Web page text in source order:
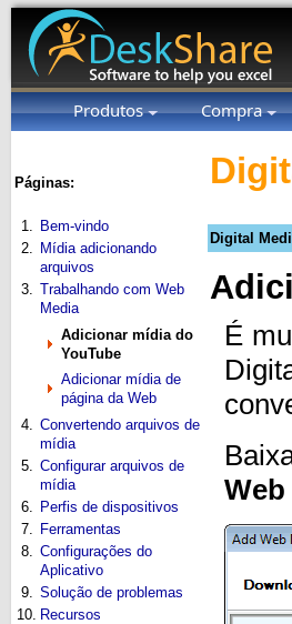
Produtos Compra
Páginas:
1. Bem-vindo
2. Mídia adicionando
arquivos
3. Trabalhando com Web
Media
Adicionar mídia do
YouTube
Adicionar mídia de
página da Web
4. Convertendo arquivos de
mídia
5. Configurar arquivos de
mídia
6. Perfis de dispositivos
7. Ferramentas
8. Configurações do
Aplicativo
9. Solução de problemas
10. Recursos
Digital
É